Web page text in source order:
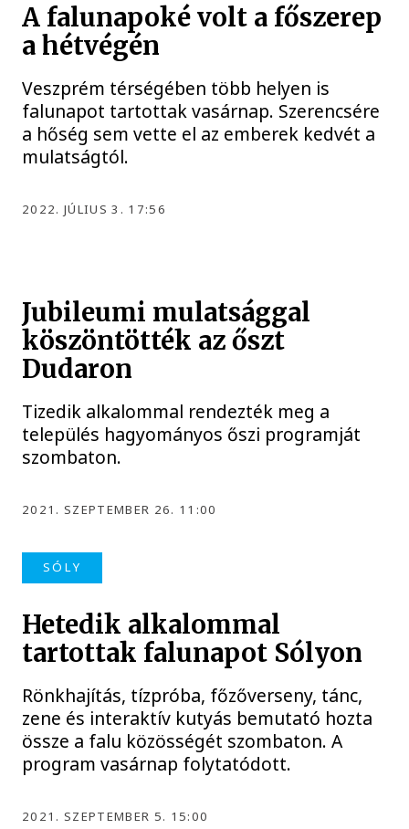
A falunapoké volt a főszerep
a hétvégén
Veszprém térségében több helyen is
falunapot tartottak vasárnap. Szerencsére
a hőség sem vette el az emberek kedvét a
mulatságtól.
2022. JÚLIUS 3. 17:56
Jubileumi mulatsággal
köszöntötték az őszt
Dudaron
Tizedik alkalommal rendezték meg a
település hagyományos őszi programját
szombaton.
2021. SZEPTEMBER 26. 11:00
SÓLY
Hetedik alkalommal
tartottak falunapot Sólyon
Rönkhajítás, tízpróba, főzőverseny, tánc,
zene és interaktív kutyás bemutató hozta
össze a falu közösségét szombaton. A
program vasárnap folytatódott.
2021. SZEPTEMBER 5. 15:00